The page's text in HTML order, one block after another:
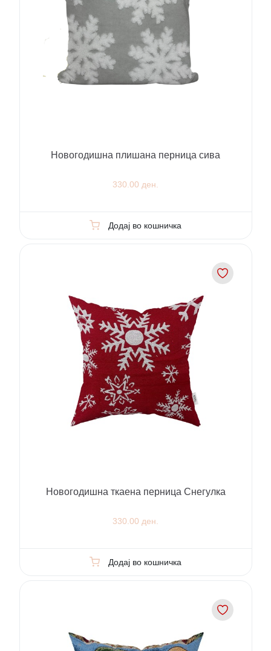
Новогодишна плишана перница сива
330.00 ден.
Додај во кошничка
Новогодишна ткаена перница Снегулка
330.00 ден.
Додај во кошничка